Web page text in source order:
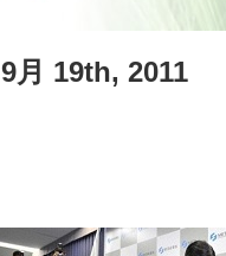
月 19th, 2011